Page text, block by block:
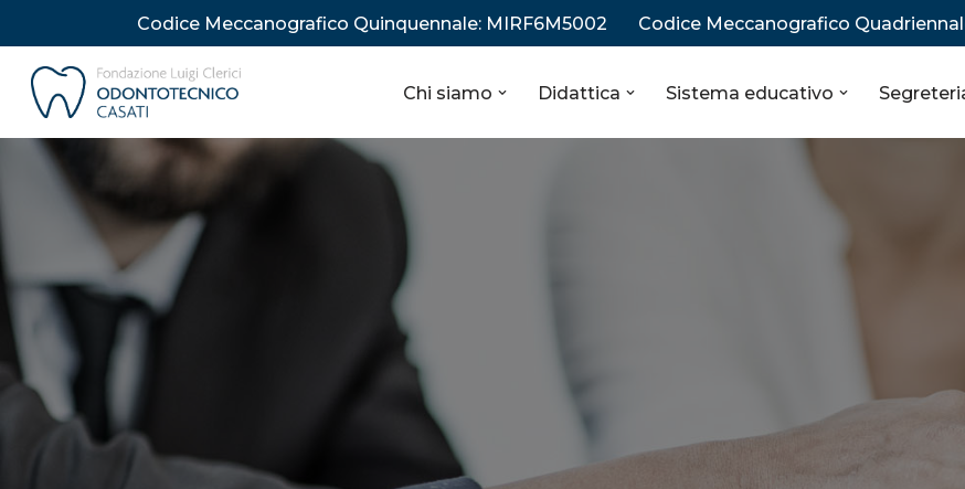
Vai
al
contenuto
Codice Meccanografico Quinquennale: MIRF6M5002 Codice Meccanografico
Chi siamo Didattica Sistema educativo